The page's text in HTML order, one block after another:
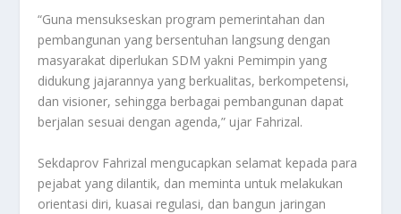
“Guna mensukseskan program pemerintahan dan
pembangunan yang bersentuhan langsung dengan
masyarakat diperlukan SDM yakni Pemimpin yang
didukung jajarannya yang berkualitas, berkompetensi,
dan visioner, sehingga berbagai pembangunan dapat
berjalan sesuai dengan agenda,” ujar Fahrizal.
Sekdaprov Fahrizal mengucapkan selamat kepada para
pejabat yang dilantik, dan meminta untuk melakukan
orientasi diri, kuasai regulasi, dan bangun jaringan